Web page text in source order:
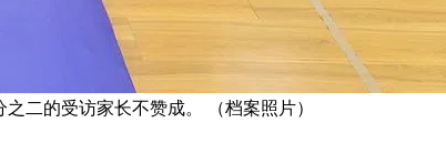
二的受访家长不赞成。 （档案照片）